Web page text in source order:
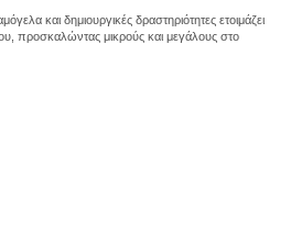
και δημιουργικές δραστηριότητες ετοιμάζει
προσκαλώντας μικρούς και μεγάλους στο